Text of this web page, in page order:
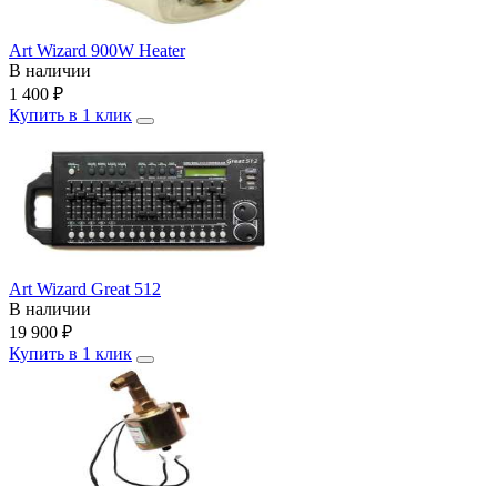
Art Wizard 900W Heater
В наличии
1 400 ₽
Купить в 1 клик
Art Wizard Great 512
В наличии
19 900 ₽
Купить в 1 клик